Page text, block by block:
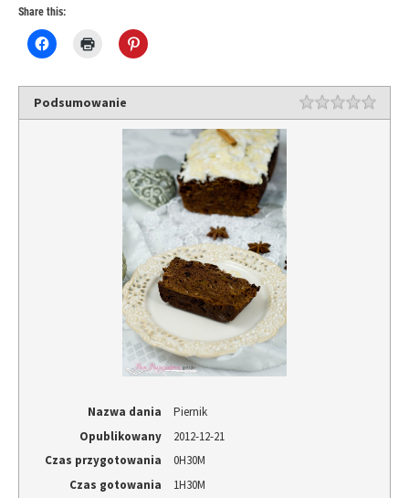
Share this:
Click
to
Facebook
(Opens
in
new
Click
in
new
window)
Click
to
Pinterest
new
window)
Podsumowanie
Nazwa dania
Piernik
Opublikowany
2012-12-21
Czas przygotowania
0H30M
Czas gotowania
1H30M